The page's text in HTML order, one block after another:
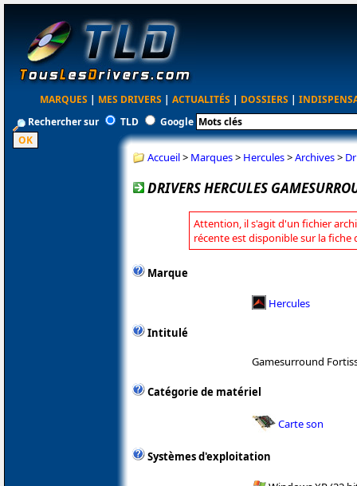
MARQUES | MES DRIVERS | ACTUALITÉS | DOSSIERS |
Rechercher sur
TLD Google
Accueil> Marques> Hercules>Archives>
DRIVERS HERCULES
Attention, il s'agit d'un fichier
récente est disponible sur la fiche
Marque
Hercules
Intitulé
Gamesurround
Catégorie de matériel
Carte son
Systèmes d'exploitation